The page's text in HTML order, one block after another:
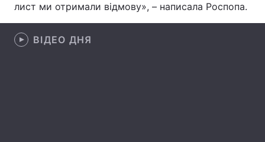
Цікавинки Погода
Екологія
лист ми отримали відмову», – написала Роспопа.
ВІДЕО ДНЯ